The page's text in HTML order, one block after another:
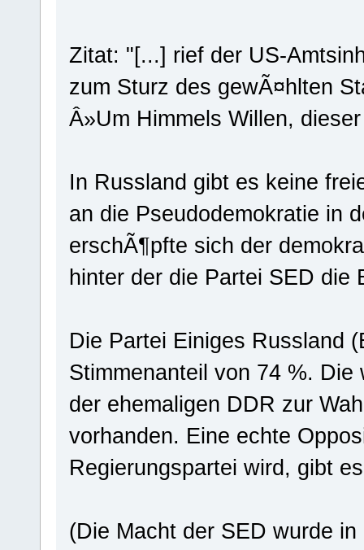
Zitat: "[...] rief der US-
zum Sturz des gewÃ¤hlten
Â»Um Himmels Willen,
In Russland gibt es keine
an die Pseudodemokratie in
erschÃ¶pfte sich der
hinter der die Partei SED
Die Partei Einiges Russland
Stimmenanteil von 74 %.
der ehemaligen DDR zur
vorhanden. Eine echte
Regierungspartei wird, gibt
(Die Macht der SED wurde